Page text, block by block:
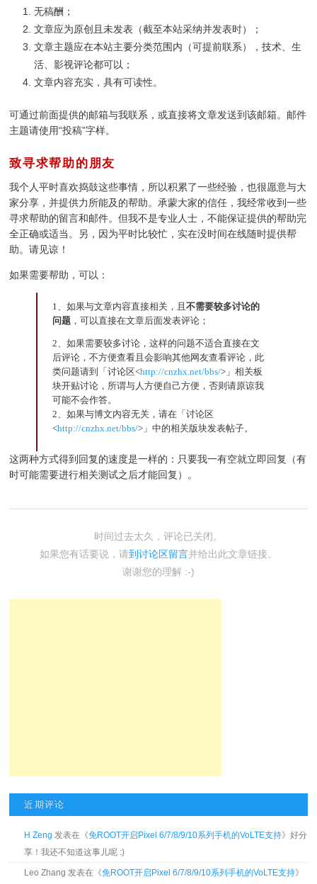
无稿酬；
文章应为原创且未发表（截至本站采纳并发表时）；
文章主题应在本站主要分类范围内（可提前联系），技术、生
活、影视评论都可以；
文章内容充实，具有可读性。
可通过前面提供的邮箱与我联系，或直接将文章发送到该邮箱。邮件
主题请使用“投稿”字样。
致寻求帮助的朋友
我个人平时喜欢捣鼓这些事情，所以积累了一些经验，也很愿意与大
家分享，并提供力所能及的帮助。承蒙大家的信任，我经常收到一些
寻求帮助的留言和邮件。但我不是专业人士，不能保证提供的帮助完
全正确或适当。另，因为平时比较忙，实在没时间在线随时提供帮
助。请见谅！
如果需要帮助，可以：
1、如果与文章内容直接相关，且 不需要较多讨论的
问题，可以直接在文章后面发表评论；
2、如果需要较多讨论，这样的问题不适合直接在文
后评论，不方便查看且会影响其他网友查看评论，此
类问题请到「讨论区<http://cnzhx.net/bbs/>」相关板
块开贴讨论，所谓与人方便自己方便，否则请原谅我
可能不会作答。
2、如果与博文内容无关，请在「讨论区
<http://cnzhx.net/bbs/>」中的相关版块发表帖子。
这两种方式得到回复的速度是一样的：只要我一有空就立即回复（有
时可能需要进行相关测试之后才能回复）。
时间过去太久，评论已关闭。
如果您有话要说，请到讨论区留言并给出此文章链接。
谢谢您的理解 :-)
近期评论
H Zeng 发表在《免ROOT开启Pixel 6/7/8/9/10系列手机的VoLTE支持》好分
享！我还不知道这事儿呢 :)
Leo Zhang 发表在《免ROOT开启Pixel 6/7/8/9/10系列手机的VoLTE支持》